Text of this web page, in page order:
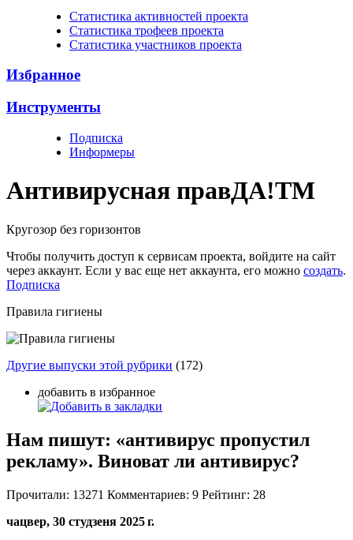
Cтатистика активностей проекта
Cтатистика трофеев проекта
Cтатистика участников проекта
Избранное
Инструменты
Подписка
Информеры
Антивирусная правДА!TM
Кругозор без горизонтов
Чтобы получить доступ к сервисам проекта, войдите на сайт
через аккаунт. Если у вас еще нет аккаунта, его можно создать.
Подписка
Правила гигиены
Другие выпуски этой рубрики (172)
добавить в избранное
Нам пишут: «антивирус пропустил
рекламу». Виноват ли антивирус?
Прочитали: 13271 Комментариев: 9 Рейтинг: 28
чацвер, 30 студзеня 2025 г.